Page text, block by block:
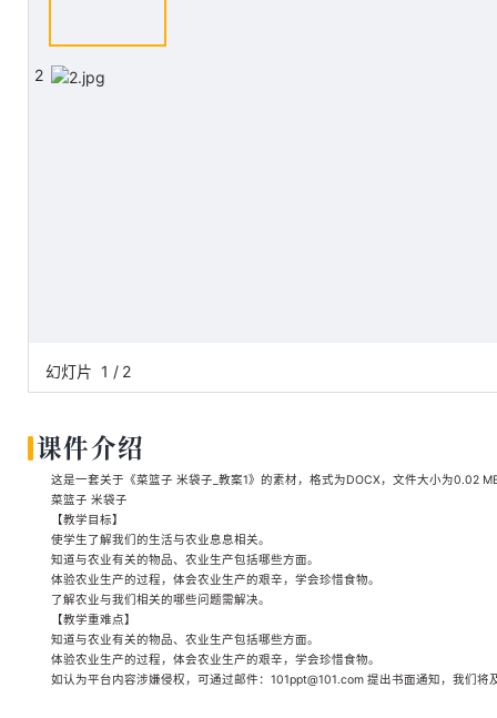
2
幻灯片 1 / 2
课件介绍
这是一套关于《菜篮子 米袋子_教案1》的素材，格式为DOCX，文件大小为0.02
菜篮子 米袋子
【教学目标】
使学生了解我们的生活与农业息息相关。
知道与农业有关的物品、农业生产包括哪些方面。
体验农业生产的过程，体会农业生产的艰辛，学会珍惜食物。
了解农业与我们相关的哪些问题需解决。
【教学重难点】
知道与农业有关的物品、农业生产包括哪些方面。
体验农业生产的过程，体会农业生产的艰辛，学会珍惜食物。
如认为平台内容涉嫌侵权，可通过邮件：101ppt@101.com 提出书面通知，我们将